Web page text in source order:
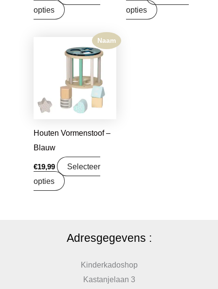
opties
opties
Naam
Houten Vormenstoof –
Blauw
€19,99
Selecteer
opties
Adresgegevens :
Kinderkadoshop
Kastanjelaan 3